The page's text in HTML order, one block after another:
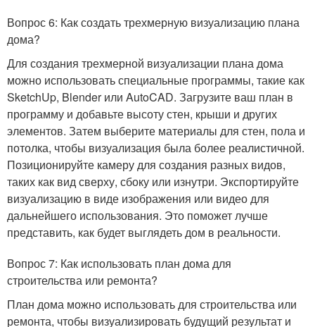
Вопрос 6: Как создать трехмерную визуализацию плана
дома?
Для создания трехмерной визуализации плана дома
можно использовать специальные программы, такие как
SketchUp, Blender или AutoCAD. Загрузите ваш план в
программу и добавьте высоту стен, крыши и других
элементов. Затем выберите материалы для стен, пола и
потолка, чтобы визуализация была более реалистичной.
Позиционируйте камеру для создания разных видов,
таких как вид сверху, сбоку или изнутри. Экспортируйте
визуализацию в виде изображения или видео для
дальнейшего использования. Это поможет лучше
представить, как будет выглядеть дом в реальности.
Вопрос 7: Как использовать план дома для
строительства или ремонта?
План дома можно использовать для строительства или
ремонта, чтобы визуализировать будущий результат и